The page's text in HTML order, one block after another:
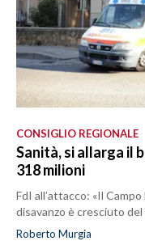
CONSIGLIO REGIONALE
Sanità, si allarga il
318 milioni
FdI all’attacco: «Il
disavanzo è cresciuto del
Roberto Murgia